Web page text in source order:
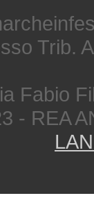
Trib.
Fabio
- REA